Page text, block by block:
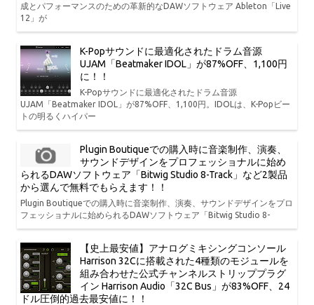
成とパフォーマンスのための革新的なDAWソフトウェア Ableton「Live
12」が
K-Popサウンドに最適化されたドラム音源
UJAM「Beatmaker IDOL」が87%OFF、1,100円
に！！
K-Popサウンドに最適化されたドラム音源
UJAM「Beatmaker IDOL」が87%OFF、1,100円。IDOLは、K-Popビー
トの明るくハイパー
Plugin Boutiqueでの購入時に音楽制作、演奏、
サウンドデザインをプロフェッショナルに始め
られるDAWソフトウェア「Bitwig Studio 8-Track」など2製品
から選んで無料でもらえます！！
Plugin Boutiqueでの購入時に音楽制作、演奏、サウンドデザインをプロ
フェッショナルに始められるDAWソフトウェア「Bitwig Studio 8-
【史上最安値】アナログミキシングコンソール
Harrison 32Cに搭載された4種類のモジュールを
組み合わせた公式チャンネルストリッププラグ
イン Harrison Audio「32C Bus」が83%OFF、24
ドル圧倒的過去最安値に！！